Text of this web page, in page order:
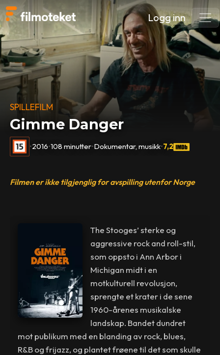
Logg inn
SPILLEFILM
Gimme Danger
•2016•108 minutter•Dokumentar, musikk•7,2
Filmen er ikke tilgjenglig for avspilling utenfor Norge
The Stooges’ sterke og
aggressive rock and roll-stil,
som oppsto i Ann Arbor i
Michigan midt i en
motkulturell revolusjon,
sprengte et krater i de sene
1960-årenes musikalske
landskap. Bandet dundret
mot publikum med en blanding av rock, blues,
R&B og frijazz, og plantet frøene til det som skulle